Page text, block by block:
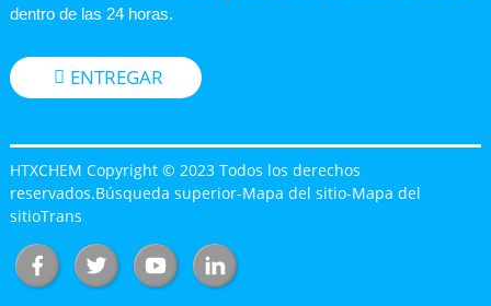
dentro de las 24 horas.
ENTREGAR
HTXCHEM Copyright © 2023 Todos los derechos
reservados.Búsqueda superior-Mapa del sitio-Mapa del
sitioTrans